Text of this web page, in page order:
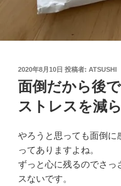
投
稿
日:
2020年8月10日 投稿者: ATSUSHI
面倒だから後
ストレスを減
やろうと思っても面倒に
ってありますよね。
ずっと心に残るのでさっ
スないです。